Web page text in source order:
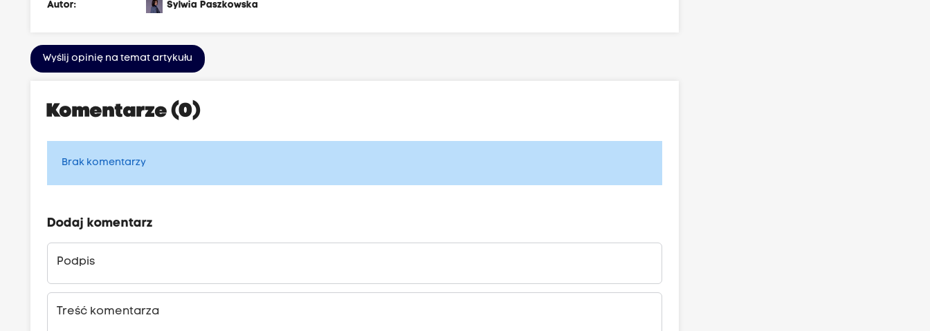
Autor: Sylwia Paszkowska
Wyślij opinię na temat artykułu
Komentarze (0)
Brak komentarzy
Dodaj komentarz
Podpis
Treść komentarza